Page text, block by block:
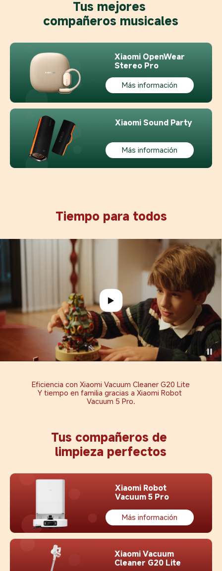
Tus mejores
compañeros musicales
Xiaomi OpenWear
Stereo Pro
Más información
Xiaomi Sound Party
Más información
Tiempo para todos
Eficiencia con Xiaomi Vacuum Cleaner G20 Lite
Y tiempo en familia gracias a Xiaomi Robot
Vacuum 5 Pro.
Tus compañeros de
limpieza perfectos
Xiaomi Robot
Vacuum 5 Pro
Más información
Xiaomi Vacuum
Cleaner G20 Lite